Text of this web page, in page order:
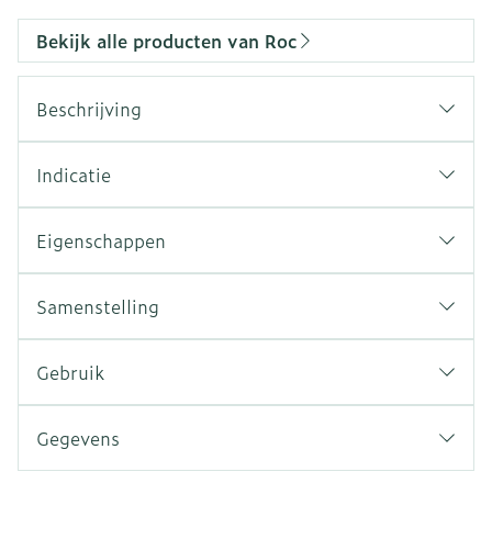
Bekijk alle producten van Roc
Beschrijving
Indicatie
Eigenschappen
Samenstelling
Gebruik
Gegevens